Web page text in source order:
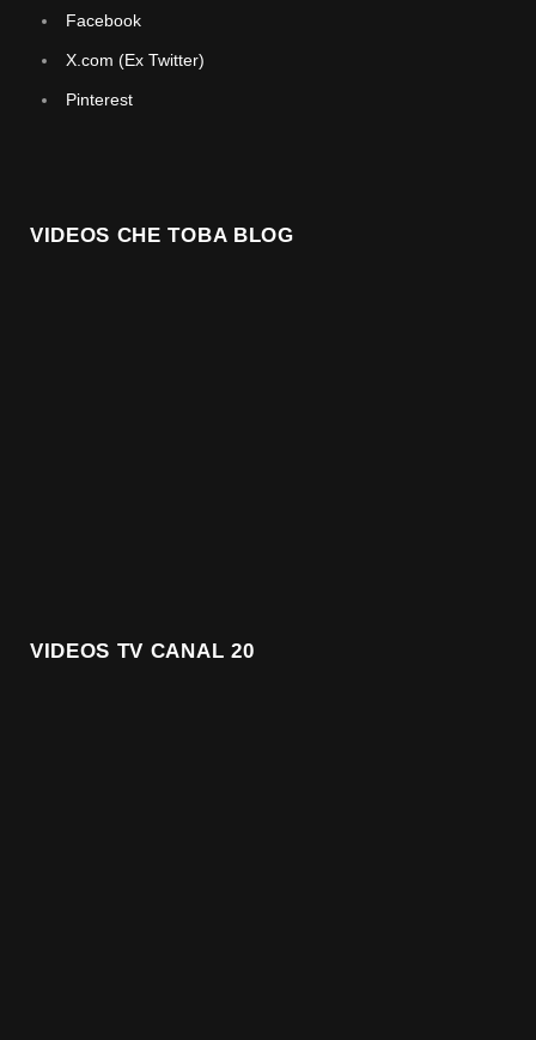
Facebook
X.com (Ex Twitter)
Pinterest
VIDEOS CHE TOBA BLOG
VIDEOS TV CANAL 20